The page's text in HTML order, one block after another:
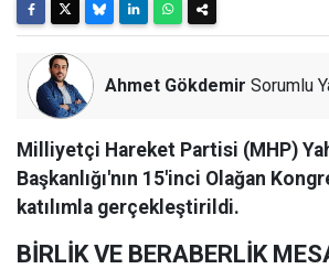
Ahmet Gökdemir Sorumlu
Milliyetçi Hareket Partisi (MHP)
Başkanlığı'nın 15'inci Olağan
katılımla gerçekleştirildi.
BİRLİK VE BERABERLİK